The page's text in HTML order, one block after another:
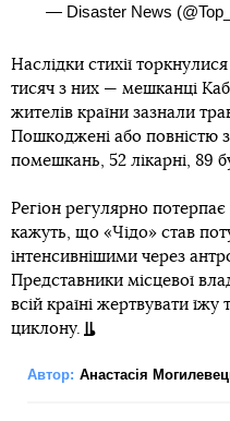
— Disaster News
Наслідки стихії
тисяч з них — мешканці
жителів країни зазнали
Пошкоджені або повністю
помешкань, 52 лікарні, 89
Регіон регулярно потерпає
кажуть, що «Чідо» став
інтенсивнішими через
Представники місцевої
всій країні жертвувати
циклону.
Автор: Анастасія